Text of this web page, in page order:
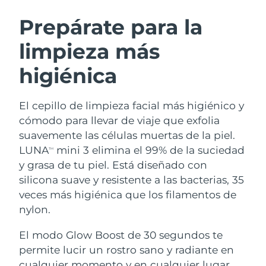
Prepárate para la
limpieza más
higiénica
El cepillo de limpieza facial más higiénico y
cómodo para llevar de viaje que exfolia
suavemente las células muertas de la piel.
LUNATM
mini 3 elimina el 99% de la suciedad
y grasa de tu piel. Está diseñado con
silicona suave y resistente a las bacterias, 35
veces más higiénica que los filamentos de
nylon.
El modo Glow Boost de 30 segundos te
permite lucir un rostro sano y radiante en
Limpieza facial
Anti-aging massage
LUNA™ 4 Plus
Massage, LED heating
Microcurrent toning
BEAR™ 2 go
Microcurrent toning on-the-go
Hidratación
UFO™ 3 pack
Deep facial hydration
Near-infrared and red light therapy
device
Cuidado bucal
issa™ 4
Hybrid silicone sonic toothbrush
Smart hybrid silicone sonic toothbrush
TRATAMIENTO ANTIEDAD FAQ™
Antiedad Tratamientos LED
Austria Entrega prevista
Baréin Entrega prevista
Bélgica
Bermudas Entrega prevista8/17/26
Bosnia y Herzegovina Entrega prevista 8/14/26
Bulgaria Entrega prevista8/11/26
Canadá
Chile Entrega prevista8/15/26